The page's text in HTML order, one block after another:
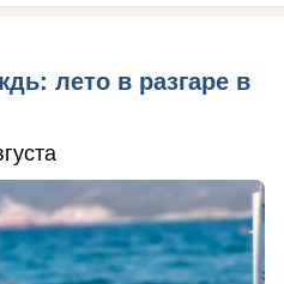
лето в разгаре в